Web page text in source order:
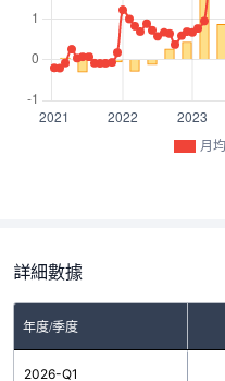
月
詳細數據
年度/季度
2026-Q1